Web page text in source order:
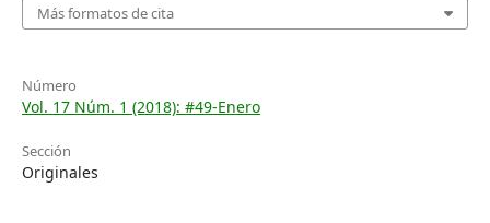
Más formatos de cita
Número
Vol. 17 Núm. 1 (2018): #49-Enero
Sección
Originales